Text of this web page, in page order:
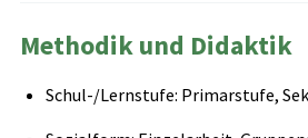
Methodik und Didaktik
Schul-/Lernstufe: Primarstufe,